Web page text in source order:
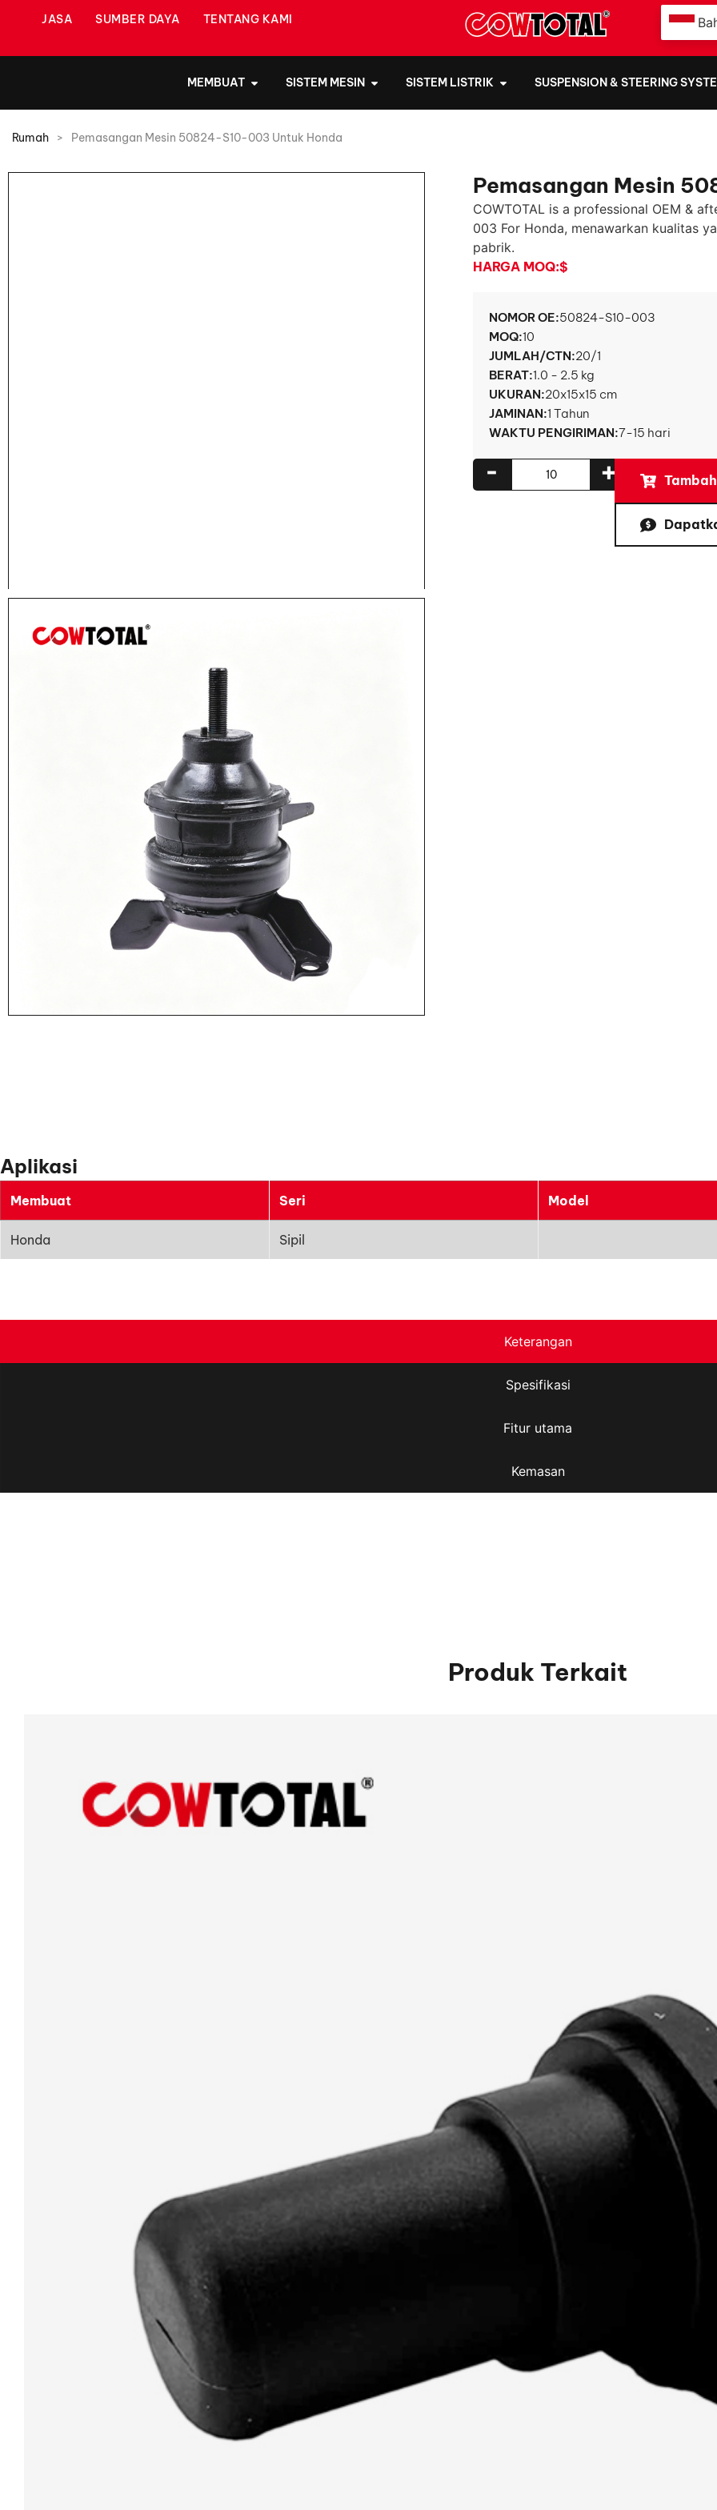
JASA SUMBER DAYA TENTANG KAMI
MEMBUAT SISTEM MESIN SISTEM LISTRIK SUSPENSION & STEERING
Rumah > Pemasangan Mesin 50824-S10-003 Untuk Honda
Pemasangan Mesin
COWTOTAL is a professional OEM &
003 For Honda, menawarkan kualitas
pabrik.
HARGA MOQ:$
NOMOR OE:50824-S10-003
MOQ:10
JUMLAH/CTN:20/1
BERAT:1.0 - 2.5 kg
UKURAN:20x15x15 cm
JAMINAN:1 Tahun
WAKTU PENGIRIMAN:7-15 hari
+
-
Aplikasi
Membuat Seri Model
Honda Sipil
Keterangan
Spesifikasi
Fitur utama
Kemasan
Produk Terkait